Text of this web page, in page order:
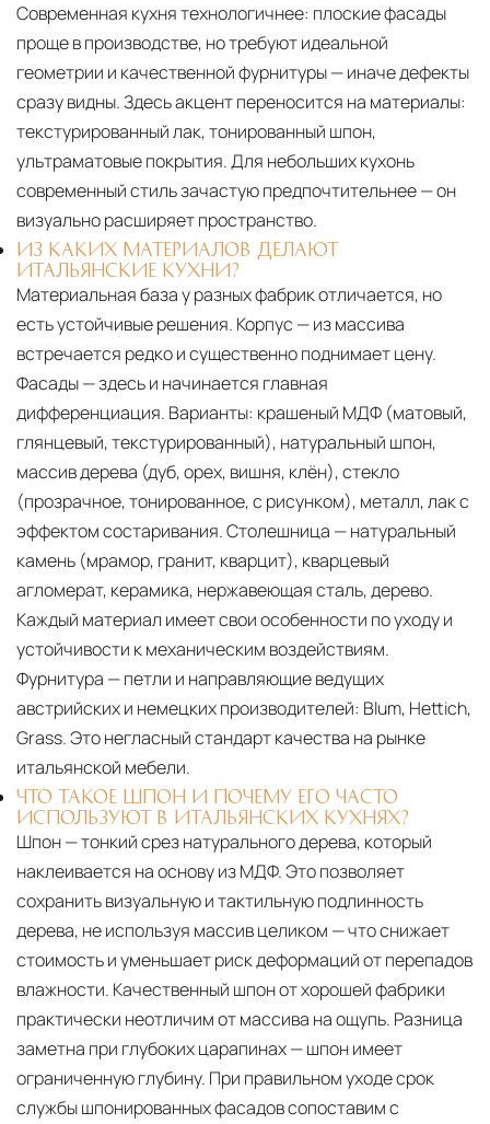
Современная кухня технологичнее: плоские фасады
проще в производстве, но требуют идеальной
геометрии и качественной фурнитуры — иначе дефекты
сразу видны. Здесь акцент переносится на материалы:
текстурированный лак, тонированный шпон,
ультраматовые покрытия. Для небольших кухонь
современный стиль зачастую предпочтительнее — он
визуально расширяет пространство.
ИЗ КАКИХ МАТЕРИАЛОВ ДЕЛАЮТ
ИТАЛЬЯНСКИЕ КУХНИ?
Материальная база у разных фабрик отличается, но
есть устойчивые решения. Корпус — из массива
встречается редко и существенно поднимает цену.
Фасады — здесь и начинается главная
дифференциация. Варианты: крашеный МДФ (матовый,
глянцевый, текстурированный), натуральный шпон,
массив дерева (дуб, орех, вишня, клён), стекло
(прозрачное, тонированное, с рисунком), металл, лак с
эффектом состаривания. Столешница — натуральный
камень (мрамор, гранит, кварцит), кварцевый
агломерат, керамика, нержавеющая сталь, дерево.
Каждый материал имеет свои особенности по уходу и
устойчивости к механическим воздействиям.
Фурнитура — петли и направляющие ведущих
австрийских и немецких производителей: Blum, Hettich,
Grass. Это негласный стандарт качества на рынке
итальянской мебели.
ЧТО ТАКОЕ ШПОН И ПОЧЕМУ ЕГО ЧАСТО
ИСПОЛЬЗУЮТ В ИТАЛЬЯНСКИХ КУХНЯХ?
Шпон — тонкий срез натурального дерева, который
наклеивается на основу из МДФ. Это позволяет
сохранить визуальную и тактильную подлинность
дерева, не используя массив целиком — что снижает
стоимость и уменьшает риск деформаций от перепадов
влажности. Качественный шпон от хорошей фабрики
практически неотличим от массива на ощупь. Разница
заметна при глубоких царапинах — шпон имеет
ограниченную глубину. При правильном уходе срок
службы шпонированных фасадов сопоставим с